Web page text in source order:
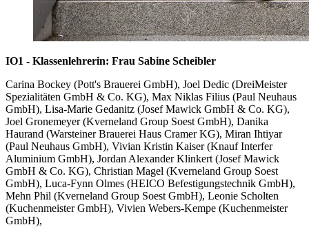
IO1 - Klassenlehrerin: Frau Sabine Scheibler
Carina Bockey (Pott's Brauerei GmbH), Joel Dedic (DreiMeister
Spezialitäten GmbH & Co. KG), Max Niklas Filius (Paul Neuhaus
GmbH), Lisa-Marie Gedanitz (Josef Mawick GmbH & Co. KG),
Joel Gronemeyer (Kverneland Group Soest GmbH), Danika
Haurand (Warsteiner Brauerei Haus Cramer KG), Miran Ihtiyar
(Paul Neuhaus GmbH), Vivian Kristin Kaiser (Knauf Interfer
Aluminium GmbH), Jordan Alexander Klinkert (Josef Mawick
GmbH & Co. KG), Christian Magel (Kverneland Group Soest
GmbH), Luca-Fynn Olmes (HEICO Befestigungstechnik GmbH),
Mehn Phil (Kverneland Group Soest GmbH), Leonie Scholten
(Kuchenmeister GmbH), Vivien Webers-Kempe (Kuchenmeister
GmbH),